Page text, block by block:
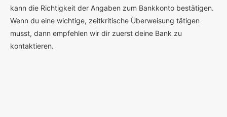
kann die Richtigkeit der Angaben zum Bankkonto bestätigen.
Wenn du eine wichtige, zeitkritische Überweisung tätigen
musst, dann empfehlen wir dir zuerst deine Bank zu
kontaktieren.